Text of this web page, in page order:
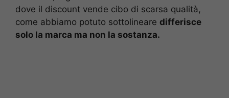
dove il discount vende cibo di scarsa qualità,
come abbiamo potuto sottolineare differisce
solo la marca ma non la sostanza.